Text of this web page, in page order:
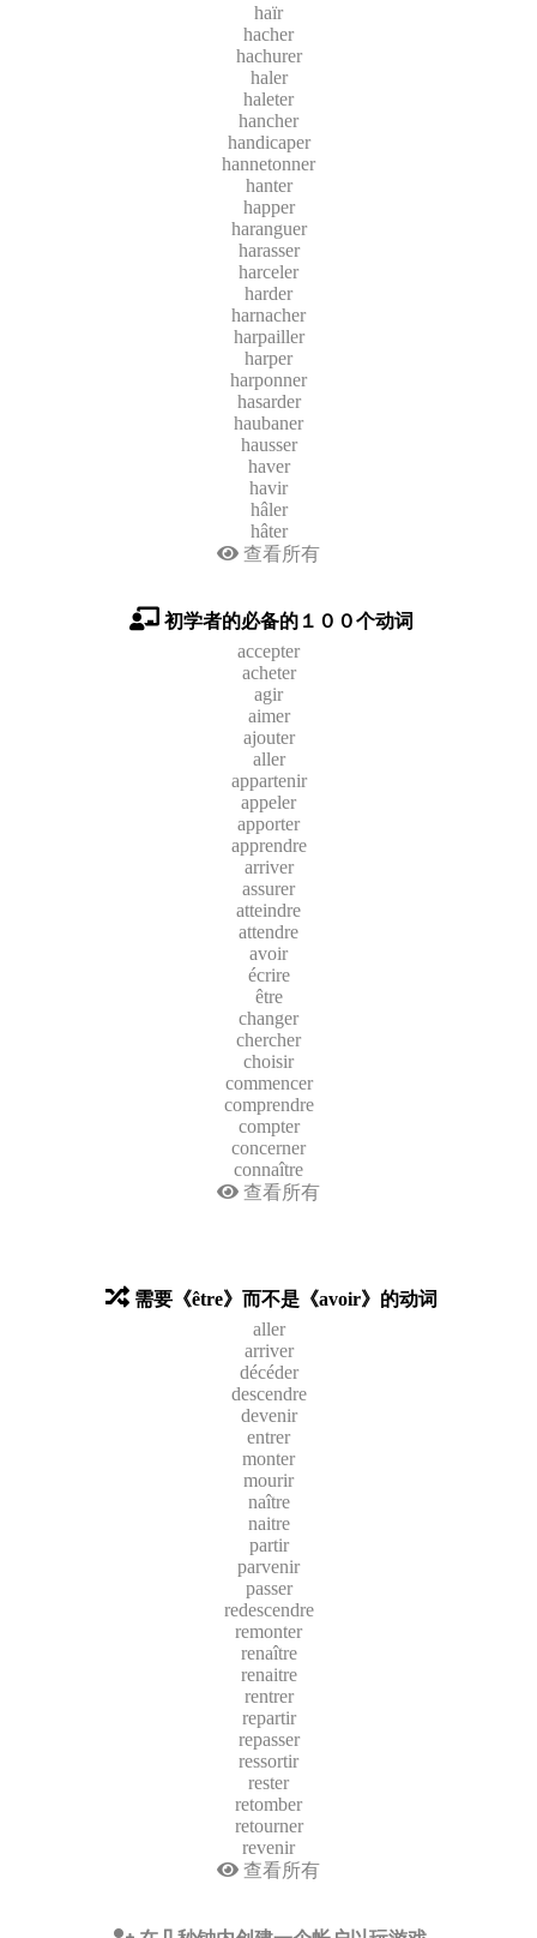
haïr
hacher
hachurer
haler
haleter
hancher
handicaper
hannetonner
hanter
happer
haranguer
harasser
harceler
harder
harnacher
harpailler
harper
harponner
hasarder
haubaner
hausser
haver
havir
hâler
hâter
查看所有
初学者的必备的１００个动词
accepter
acheter
agir
aimer
ajouter
aller
appartenir
appeler
apporter
apprendre
arriver
assurer
atteindre
attendre
avoir
écrire
être
changer
chercher
choisir
commencer
comprendre
compter
concerner
connaître
查看所有
需要《être》而不是《avoir》的动词
aller
arriver
décéder
descendre
devenir
entrer
monter
mourir
naître
naitre
partir
parvenir
passer
redescendre
remonter
renaître
renaitre
rentrer
repartir
repasser
ressortir
rester
retomber
retourner
revenir
查看所有